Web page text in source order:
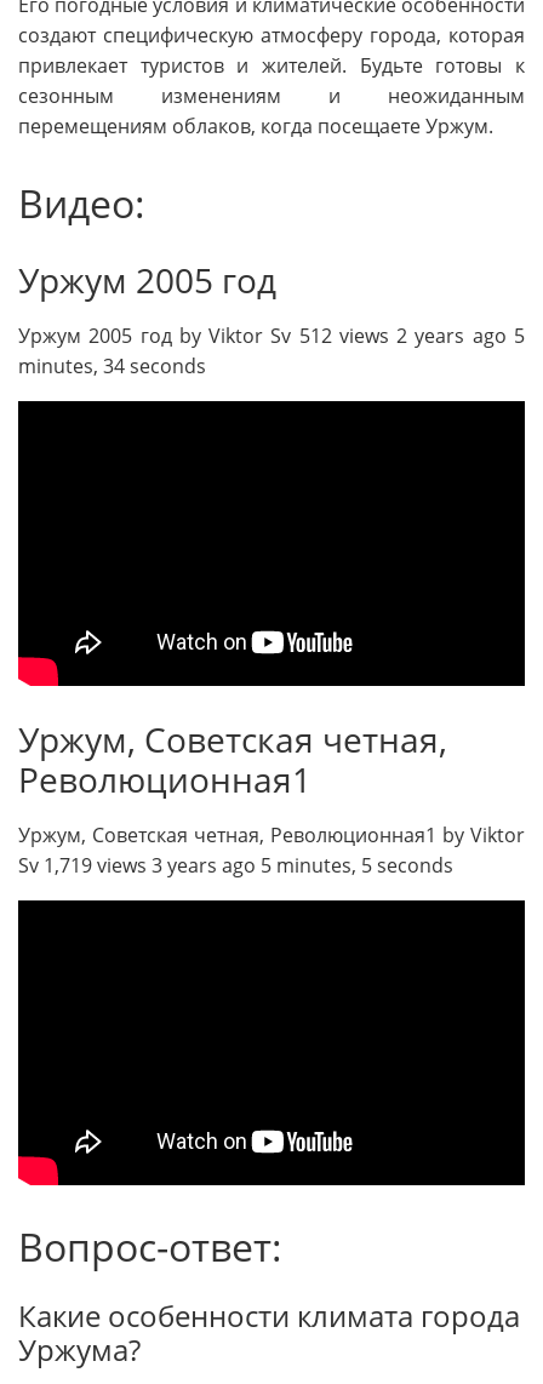
создают специфическую атмосферу города, которая
привлекает туристов и жителей. Будьте готовы к
сезонным изменениям и неожиданным
перемещениям облаков, когда посещаете Уржум.
Видео:
Уржум 2005 год
Уржум 2005 год by Viktor Sv 512 views 2 years ago 5
minutes, 34 seconds
Уржум, Советская четная,
Революционная1
Уржум, Советская четная, Революционная1 by Viktor
Sv 1,719 views 3 years ago 5 minutes, 5 seconds
Вопрос-ответ:
Какие особенности климата города
Уржума?